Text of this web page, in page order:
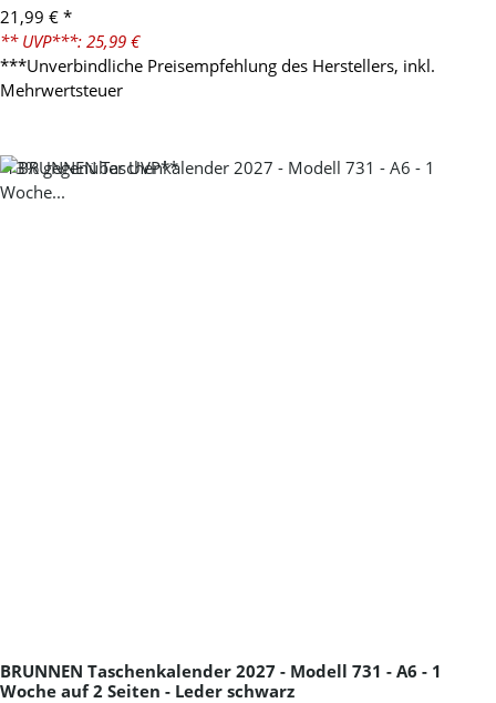
21,99 € *
** UVP***: 25,99 €
***Unverbindliche Preisempfehlung des Herstellers, inkl.
Mehrwertsteuer
-13%gegenüber UVP**
BRUNNEN Taschenkalender 2027 - Modell 731 - A6 - 1
Woche auf 2 Seiten - Leder schwarz